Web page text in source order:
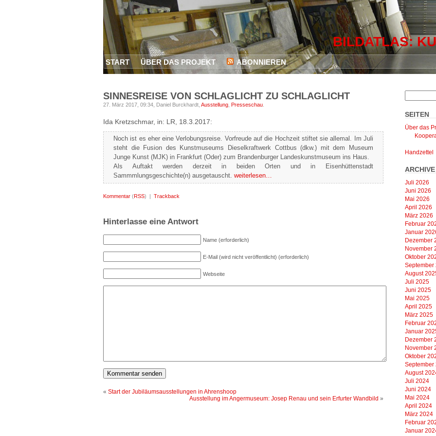
BILDATLAS:
START ÜBER DAS PROJEKT ABONNIEREN
SINNESREISE VON SCHLAGLICHT ZU SCHLAGLICHT
27. März 2017, 09:34, Daniel Burckhardt, Ausstellung Presseschau
Ida Kretzschmar, in: LR, 18.3.2017:
Noch ist es eher eine Verlobungsreise. Vorfreude auf die Hochzeit stiftet sie allemal. Im Juli
steht die Fusion des Kunstmuseums Dieselkraftwerk Cottbus (dkw.) mit dem Museum
Junge Kunst (MJK) in Frankfurt (Oder) zum Brandenburger Landeskunstmuseum ins Haus.
Als Auftakt werden derzeit in beiden Orten und in Eisenhüttenstadt
Sammmlungsgeschichte(n) ausgetauscht. weiterlesen…
Kommentar (RSS) | Trackback
Hinterlasse eine Antwort
Name (erforderlich)
E-Mail (wird nicht veröffentlicht) (erforderlich)
Webseite
« Start der Jubiläumsausstellungen in Ahrenshoop
Ausstellung im Angermuseum: Josep Renau und sein Erfurter Wandbild »
SEITEN
Über das
Handzettel
ARCHIVE
Juli 2026
Juni 2026
Mai 2026
April 2026
März 2026
Februar
Januar
Dezember
November
Oktober
September
August
Juli 2025
Juni 2025
Mai 2025
April 2025
März 2025
Februar
Januar
Dezember
November
Oktober
September
August
Juli 2024
Juni 2024
Mai 2024
April 2024
März 2024
Februar
Januar